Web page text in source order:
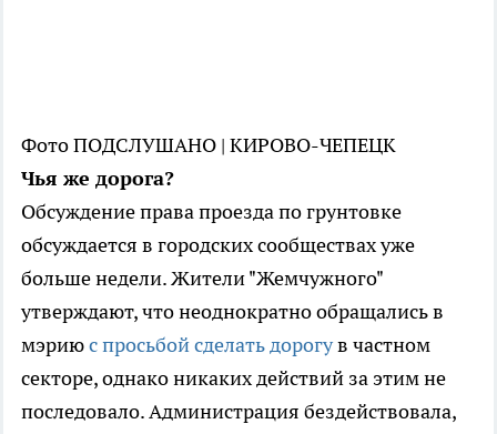
Фото ПОДСЛУШАНО | КИРОВО-ЧЕПЕЦК
Чья же дорога?
Обсуждение права проезда по грунтовке
обсуждается в городских сообществах уже
больше недели. Жители "Жемчужного"
утверждают, что неоднократно обращались в
мэриюс просьбой сделать дорогув частном
секторе, однако никаких действий за этим не
последовало. Администрация бездействовала,